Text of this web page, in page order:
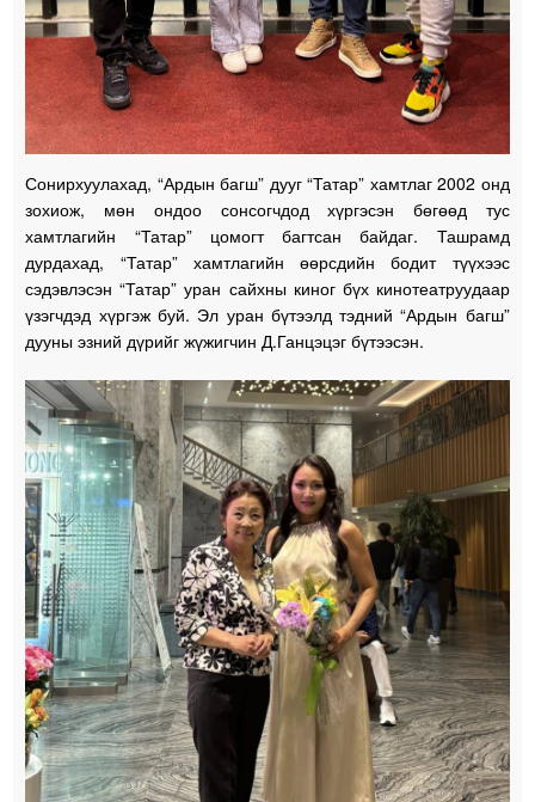
Сонирхуулахад, “Ардын багш” дууг “Татар” хамтлаг 2002 онд
зохиож, мөн ондоо сонсогчдод хүргэсэн бөгөөд тус
хамтлагийн “Татар” цомогт багтсан байдаг. Ташрамд
дурдахад, “Татар” хамтлагийн өөрсдийн бодит түүхээс
сэдэвлэсэн “Татар” уран сайхны киног бүх кинотеатруудаар
үзэгчдэд хүргэж буй. Эл уран бүтээлд тэдний “Ардын багш”
дууны эзний дүрийг жүжигчин Д.Ганцэцэг бүтээсэн.